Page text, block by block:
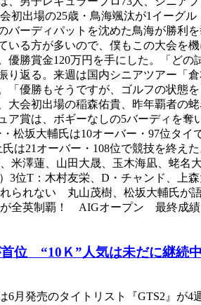
初出場の25歳・鳥海颯汰が1イーグ
バーディパットを沈めた鳥海が勝利
いる方が多いので、僕もこの大会を
優勝賞金120万円を手にした。「ど
り返る。来週は国内シニアツアー「
「優勝もそうですが、ゴルフの状態
大会初出場の稲森佑貴、昨年覇者の
ア賞は、ボギーなしの5バーディを
松坂大輔氏は10オーバー・97位タ
は21オーバー・108位で競技を終
米澤蓮、山田大晟、玉木海凪、蛯
3位T：木村友栄、D・チャンド、
られない 丸山茂樹、松坂大輔氏が
全英制覇！ AIGオープン 最終成
位 “10Ｋ”人気は未だに継続
月発売のタイトリスト『GTS2』が